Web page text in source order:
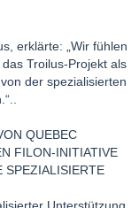
erklärte: „Wir fühlen
Troilus-Projekt als
der spezialisierten
QUEBEC
FILON-INITIATIVE
SPEZIALISIERTE